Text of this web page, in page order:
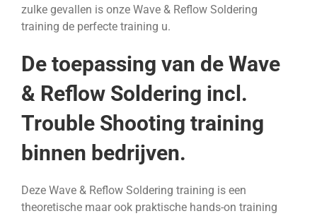
zulke gevallen is onze Wave & Reflow Soldering
training de perfecte training u.
De toepassing van de Wave
& Reflow Soldering incl.
Trouble Shooting training
binnen bedrijven.
Deze Wave & Reflow Soldering training is een
theoretische maar ook praktische hands-on training